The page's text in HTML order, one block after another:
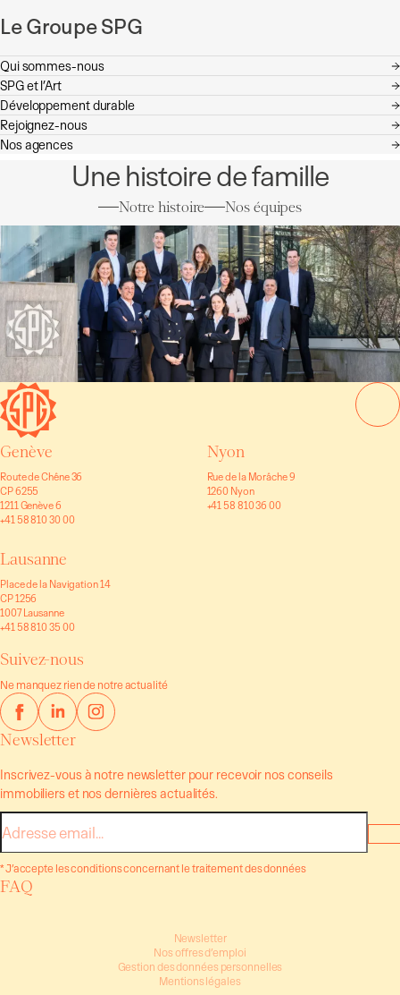
Le Groupe SPG
Qui sommes-nous
SPG et l’Art
Développement durable
Rejoignez-nous
Nos agences
Une histoire de famille
Notre histoire Nos équipes
Genève
Route de Chêne 36
CP 6255
1211 Genève 6
+41 58 810 30 00
Nyon
Rue de la Morâche 9
1260 Nyon
+41 58 810 36 00
Lausanne
Place de la Navigation 14
CP 1256
1007 Lausanne
+41 58 810 35 00
Suivez-nous
Ne manquez rien de notre actualité
Newsletter
Inscrivez-vous à notre newsletter pour recevoir nos conseils
immobiliers et nos dernières actualités.
E-
mail
* J’accepte les conditions concernant le traitement des données
FAQ
Newsletter
Nos offres d’emploi
Gestion des données personnelles
Mentions légales